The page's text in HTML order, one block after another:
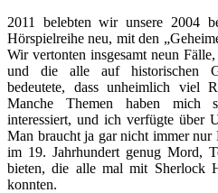
2011 belebten wir unsere 2004
Hörspielreihe neu, mit den
Wir vertonten insgesamt neun
und die alle auf historischen
bedeutete, dass unheimlich viel
Manche Themen haben mich
interessiert, und ich verfügte über
Man braucht ja gar nicht immer nur
im 19. Jahrhundert genug Mord,
bieten, die alle mal mit Sherlock
konnten.